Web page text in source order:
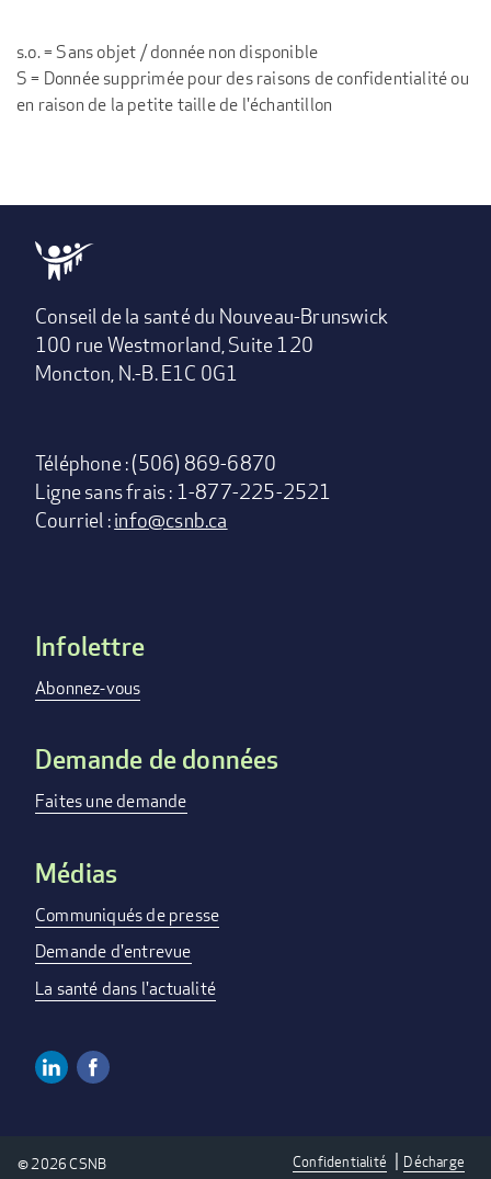
s.o. = Sans objet / donnée non disponible
S = Donnée supprimée pour des raisons de confidentialité ou
en raison de la petite taille de l'échantillon
Conseil de la santé du Nouveau-Brunswick
100 rue Westmorland, Suite 120
Moncton, N.-B. E1C 0G1
Téléphone : (506) 869-6870
Ligne sans frais : 1-877-225-2521
Courriel :info@csnb.ca
Footer
menu
Infolettre
Abonnez-vous
Demande de données
Faites une demande
Médias
Communiqués de presse
Demande d'entrevue
La santé dans l'actualité
Media
Linkedin
Confidentialité Décharge
© 2026 CSNB